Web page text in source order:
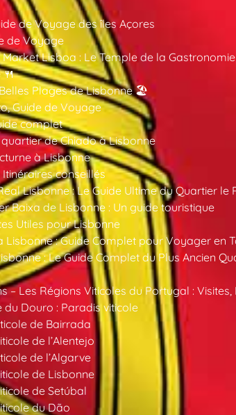
de Voyage des îles Açores
de Voyage
Market Lisboa : Le Temple de la
🍴
Plages de Lisbonne 🏖️
Guide de Voyage
complet
de Chiado à Lisbonne
à Lisbonne
conseillés
Lisbonne : Le Guide Ultime du Quartier le
Baixa de Lisbonne : Un guide touristique
Utiles pour Lisbonne
Lisbonne : Guide Complet pour Voyager en
: Le Guide Complet du Plus Ancien
– Les Régions Viticoles du Portugal :
du Douro : Paradis viticole
de Bairrada
de l’Alentejo
de l’Algarve
de Lisbonne
de Setúbal
du Dão